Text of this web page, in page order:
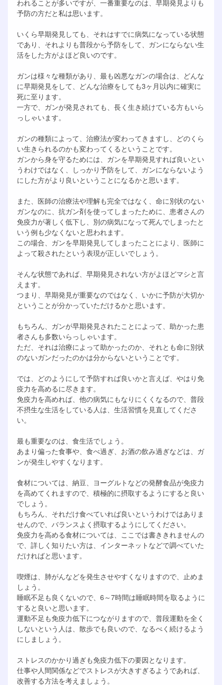
われることが多いですが、一番重要なのは、早期発見よりも
予防の方だと私は思います。
いくら早期発見しても、それはすでに病気になっている状態
であり、それよりも普段から予防をして、ガンにならない生
活をした方がよほど良いのです。
ガンは様々な種類があり、最も凶悪なガンの場合は、どんな
に早期発見をして、どんな治療をしても3ヶ月以内に確実に
死に至ります。
一方で、ガンが発見されても、長く生き続けている方もいら
っしゃいます。
ガンの種類によって、治療法が変わってきますし、どのくら
い生きられるのかも変わってくるということです。
ガンから身を守るためには、ガンを早期発見すれば良いとい
うわけではなく、しっかり予防をして、ガンにならないよう
にした方がより良いということになるかと思います。
また、医師の治療法や理解も完全ではなく、命に別状のない
ガンなのに、抗ガン剤を使ってしまったために、患者さんの
免疫力が著しく低下し、別の病気になって死んでしまったと
いう例も少なくないと思われます。
この場合、ガンを早期発見してしまったことにより、医師に
よって殺されたという表現が正しいでしょう。
そんな状態であれば、早期発見されない方がよほどマシと言
えます。
つまり、早期発見が重要なのではなく、いかに予防が大切か
ということが分かっていただけるかと思います。
もちろん、ガンが早期発見されたことによって、助かった患
者さんも多数いらっしゃいます。
ただ、それは治療によって助かったのか、それとも命に別状
のないガンだったのかは分からないということです。
では、どのようにして予防すれば良いかと言えば、やはり免
疫力を高めるに尽きます。
免疫力を高めれば、他の病気にもなりにくくなるので、普段
不摂生な生活をしている人は、生活習慣を見直してくださ
い。
最も重要なのは、食生活でしょう。
あまり偏った食事や、食べ過ぎ、お酒の飲み過ぎなどは、ガ
ンが発生しやすくなります。
食材については、納豆、ヨーグルトなどの発酵食品が免疫力
を高めてくれますので、積極的に摂取するようにすると良い
でしょう。
もちろん、それだけ食べていれば良いというわけではありま
せんので、バランスよく摂取するようにしてください。
免疫力を高める食材については、ここでは書ききれませんの
で、詳しく知りたい方は、インターネットなどで調べていた
だければと思います。
喫煙は、肺がんなどを発生させやすくなりますので、止めま
しょう。
睡眠不足も良くないので、6～7時間は睡眠時間を取るように
すると良いと思います。
運動不足も免疫力低下につながりますので、普段運動を全く
しないという人は、散歩でも良いので、なるべく続けるよう
にしましょう。
ストレスのかかり過ぎも免疫力低下の要因となります。
仕事や人間関係などでストレスが大きすぎるようであれば、
改善する方法を考えましょう。